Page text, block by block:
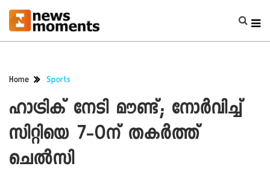
Home Sports
ഹാട്രിക് നേടി മൗണ്ട്; നോർവിച്ച്
സിറ്റിയെ 7-0ന് തകർത്ത്
ചെൽസി